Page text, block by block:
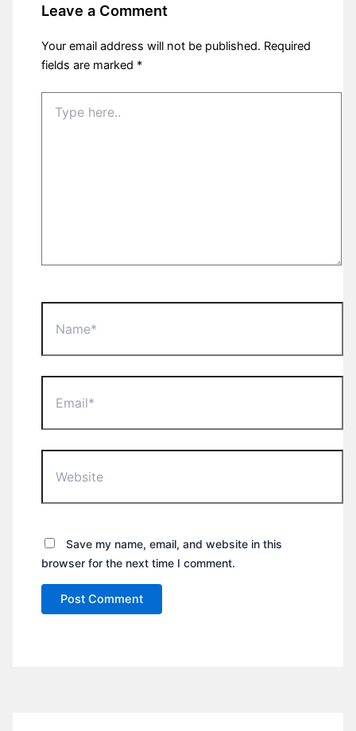
Leave a Comment
Your email address will not be published. Required
fields are marked *
here..
Save my name, email, and website in this
browser for the next time I comment.